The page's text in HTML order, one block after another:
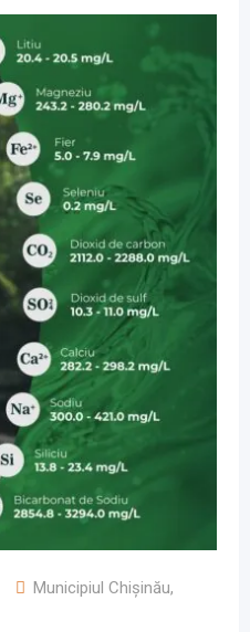
Municipiul Chișinău,